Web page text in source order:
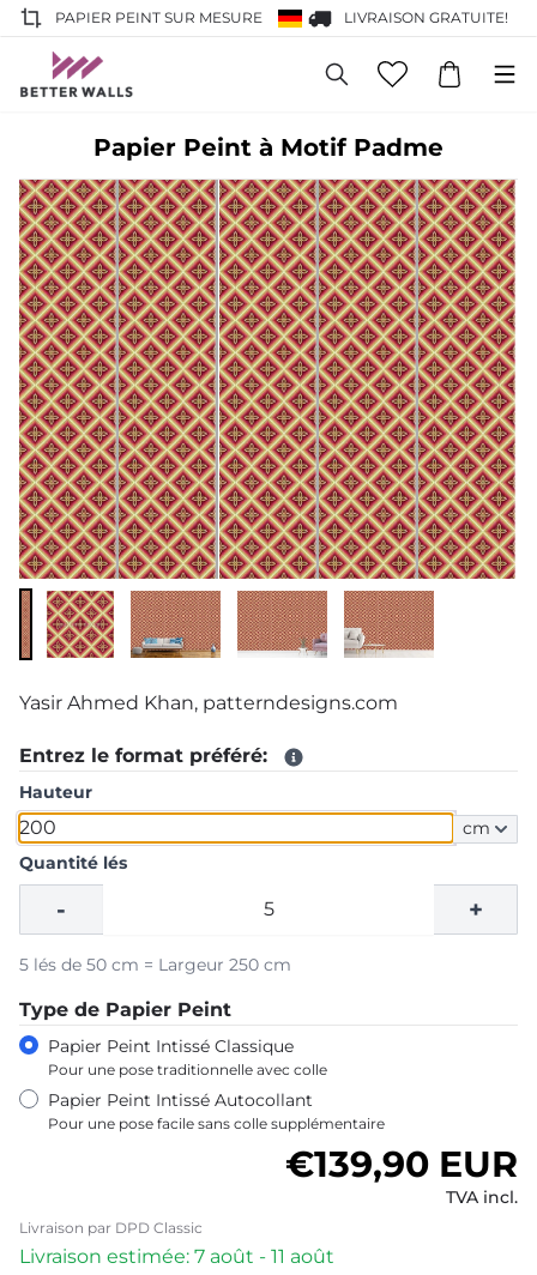
PAPIER PEINT SUR MESURE LIVRAISON GRATUITE!
Papier Peint à Motif Padme
Yasir Ahmed Khan, patterndesigns.com
Entrez le format préféré:
Hauteur
cm
Quantité lés
- +
5 lés de 50 cm = Largeur 250 cm
Type de Papier Peint
Papier Peint Intissé Classique
Pour une pose traditionnelle avec colle
Papier Peint Intissé Autocollant
Pour une pose facile sans colle supplémentaire
Prix habituel
€139,90 EUR
TVA incl.
Livraison par DPD Classic
Livraison estimée: 7 août - 11 août